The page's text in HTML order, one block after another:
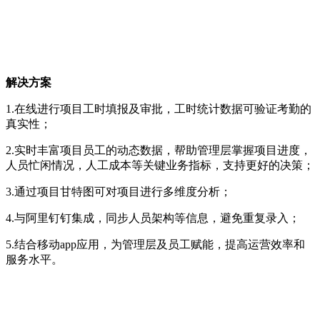
解决方案
1.在线进行项目工时填报及审批，工时统计数据可验证考勤的
真实性；
2.实时丰富项目员工的动态数据，帮助管理层掌握项目进度，
人员忙闲情况，人工成本等关键业务指标，支持更好的决策；
3.通过项目甘特图可对项目进行多维度分析；
4.与阿里钉钉集成，同步人员架构等信息，避免重复录入；
5.结合移动app应用，为管理层及员工赋能，提高运营效率和
服务水平。